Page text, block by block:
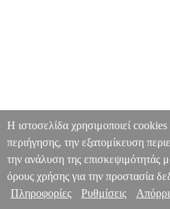
Η ιστοσελίδα χρησιμοποιεί cookies
περιήγησης, την εξατομίκευση
την ανάλυση της επισκεψιμότητάς
όρους χρήσης για την προστασία
Πληροφορίες
Ρυθμίσεις